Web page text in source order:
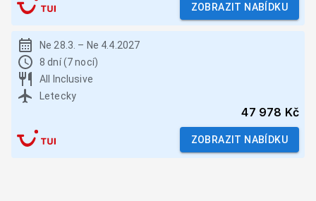
ZOBRAZIT NABÍDKU
Ne 28.3. – Ne 4.4.2027
8 dní (7 nocí)
All Inclusive
Letecky
47 978 Kč
ZOBRAZIT NABÍDKU